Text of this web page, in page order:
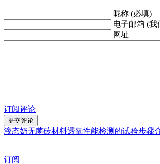
昵称 (必填)
电子邮箱 (我
网址
订阅评论
液态奶无菌砖材料透氧性能检测的试验步骤
订阅